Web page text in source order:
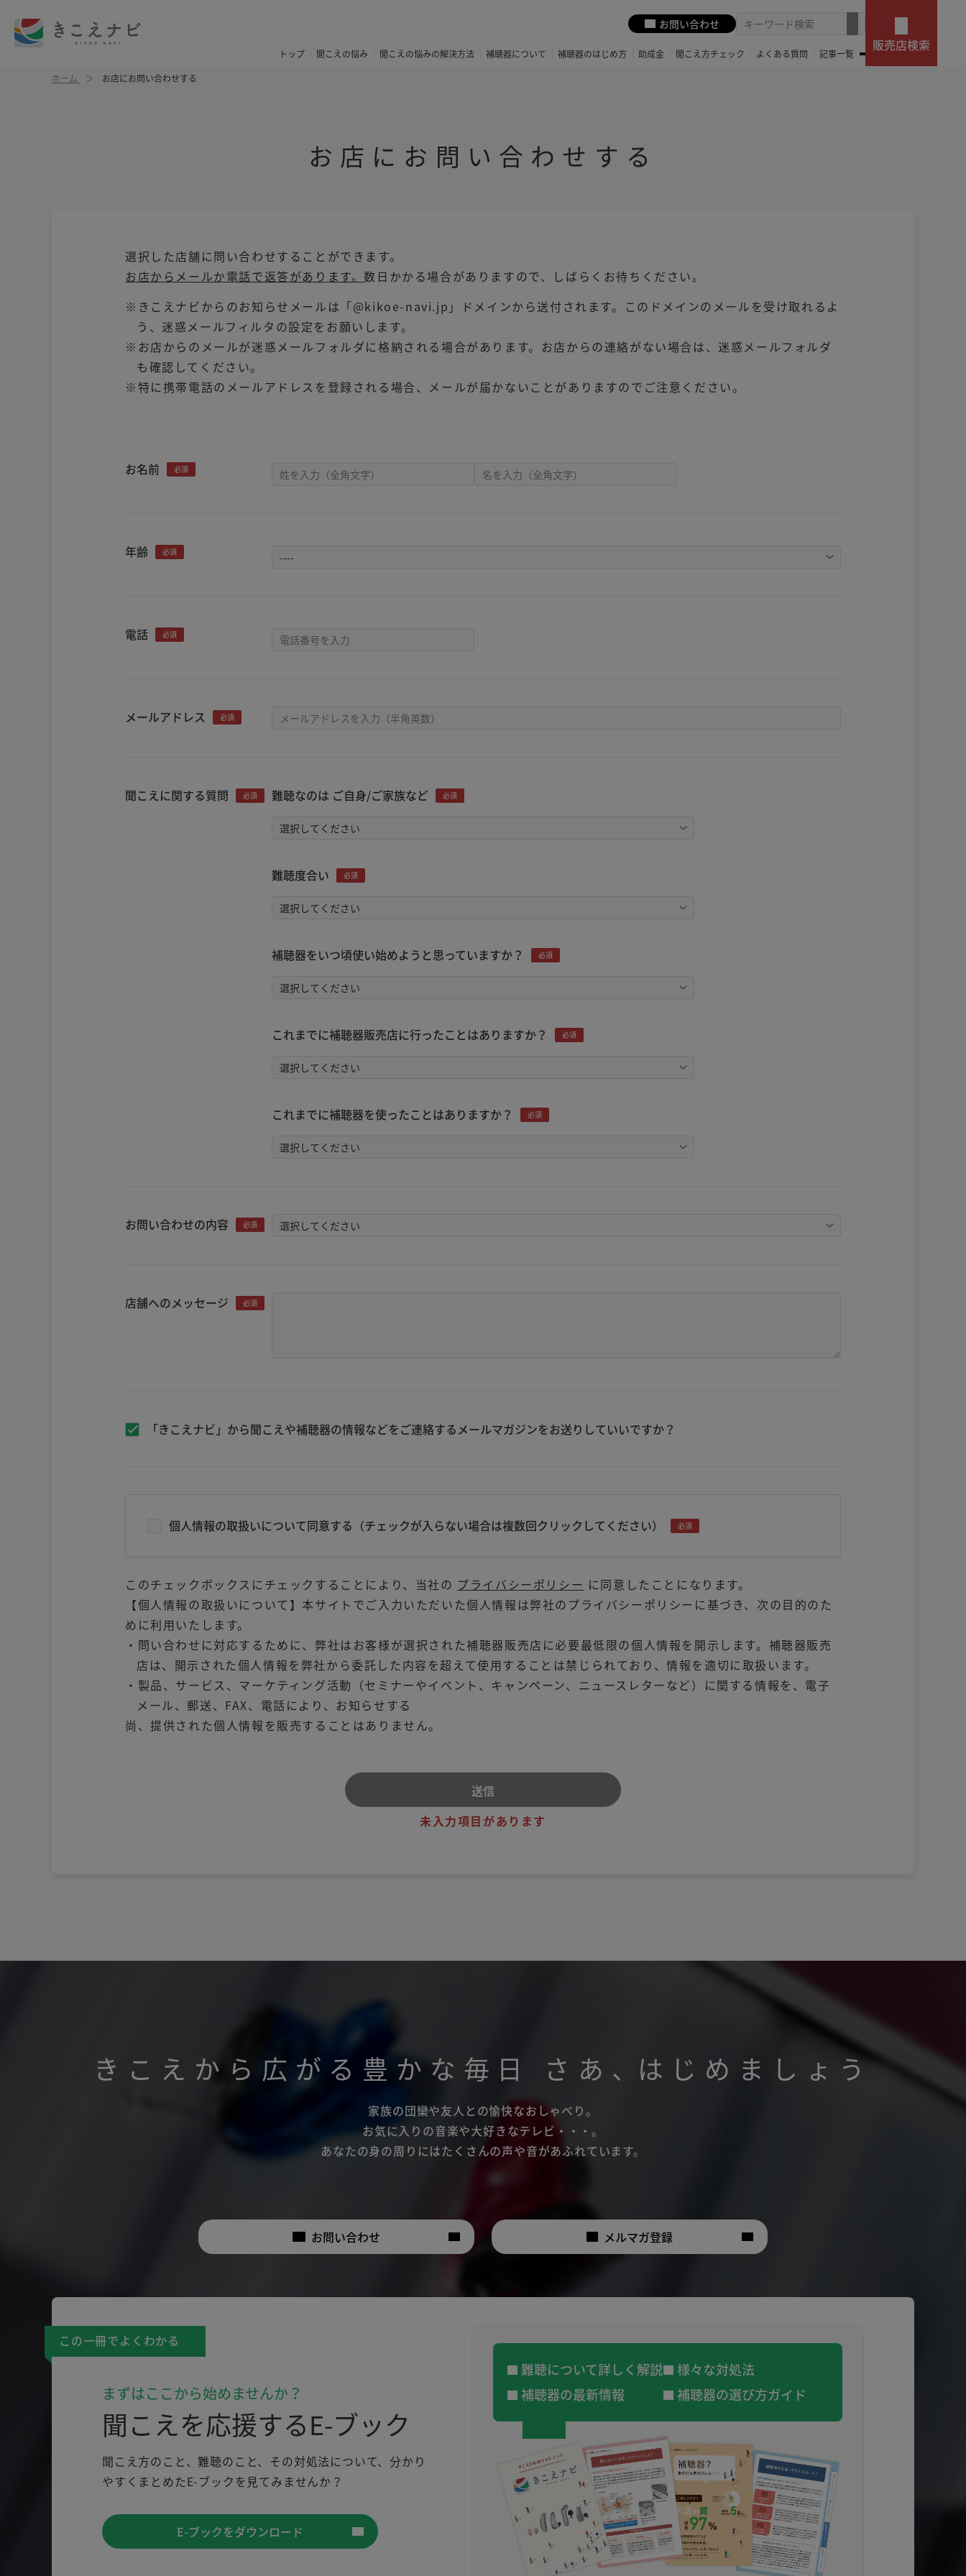
お問い合わせ
トップ 聞こえの悩み 聞こえの悩みの解決方法 補聴器について 補聴器のはじめ方 助成金 聞こえ方チェック よくある質問 記事一覧
販売店検索
ホーム お店にお問い合わせする
お店にお問い合わせする
選択した店舗に問い合わせすることができます。
お店からメールか電話で返答があります。数日かかる場合がありますので、しばらくお待ちください。
※きこえナビからのお知らせメールは「@kikoe-navi.jp」ドメインから送付されます。このドメインのメールを受け取れるよ
う、迷惑メールフィルタの設定をお願いします。
※お店からのメールが迷惑メールフォルダに格納される場合があります。お店からの連絡がない場合は、迷惑メールフォルダ
も確認してください。
※特に携帯電話のメールアドレスを登録される場合、メールが届かないことがありますのでご注意ください。
お名前 必須
年齢 必須
電話 必須
メールアドレス 必須
聞こえに関する質問 必須 難聴なのは ご自身/ご家族など 必須
難聴度合い 必須
補聴器をいつ頃使い始めようと思っていますか？ 必須
これまでに補聴器販売店に行ったことはありますか？ 必須
これまでに補聴器を使ったことはありますか？ 必須
お問い合わせの内容 必須
店舗へのメッセージ 必須
「きこえナビ」から聞こえや補聴器の情報などをご連絡するメールマガジンをお送りしていいですか？
個人情報の取扱いについて同意する（チェックが入らない場合は複数回クリックしてください） 必須
このチェックボックスにチェックすることにより、当社の プライバシーポリシー に同意したことになります。
【個人情報の取扱いについて】本サイトでご入力いただいた個人情報は弊社のプライバシーポリシーに基づき、次の目的のた
めに利用いたします。
・問い合わせに対応するために、弊社はお客様が選択された補聴器販売店に必要最低限の個人情報を開示します。補聴器販売
店は、開示された個人情報を弊社から委託した内容を超えて使用することは禁じられており、情報を適切に取扱います。
・製品、サービス、マーケティング活動（セミナーやイベント、キャンペーン、ニュースレターなど）に関する情報を、電子
メール、郵送、FAX、電話により、お知らせする
尚、提供された個人情報を販売することはありません。
未入力項目があります
きこえから広がる豊かな毎日 さあ 、 はじめましょう
家族の団欒や友人との愉快なおしゃべり。
お気に入りの音楽や大好きなテレビ・・・。
あなたの身の周りにはたくさんの声や音があふれています。
お問い合わせ メルマガ登録
この一冊でよくわかる
まずはここから始めませんか？
聞こえを応援するE-ブック
聞こえ方のこと、難聴のこと、その対処法について、分かり
やすくまとめたE-ブックを見てみませんか？
E-ブックをダウンロード
難聴について詳しく解説
様々な対処法
補聴器の最新情報
補聴器の選び方ガイド